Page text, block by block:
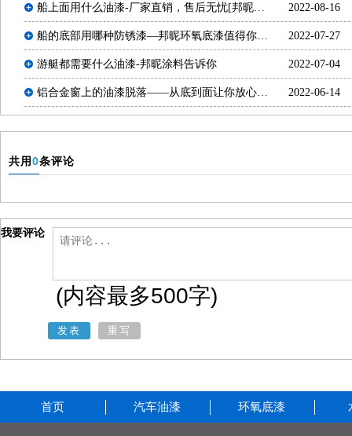
船上面用什么油漆-厂家直销，售后无忧[邦昵涂
料]
2022-08-16
船的底部用哪种防锈漆—邦昵环氧底漆值得你选
择
2022-07-27
游艇都需要什么油漆-邦昵涂料告诉你 2022-07-04
铝合金窗上的油漆脱落——从底到面让你放心 2022-06-14
共用0条评论
我要评论
(内容最多500字)
发表 重写
首页 汽车油漆 环氧底漆